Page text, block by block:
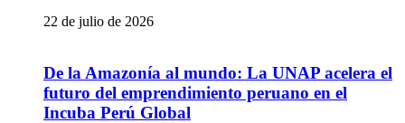
22 de julio de 2026
De la Amazonía al mundo: La UNAP acelera el
futuro del emprendimiento peruano en el
Incuba Perú Global